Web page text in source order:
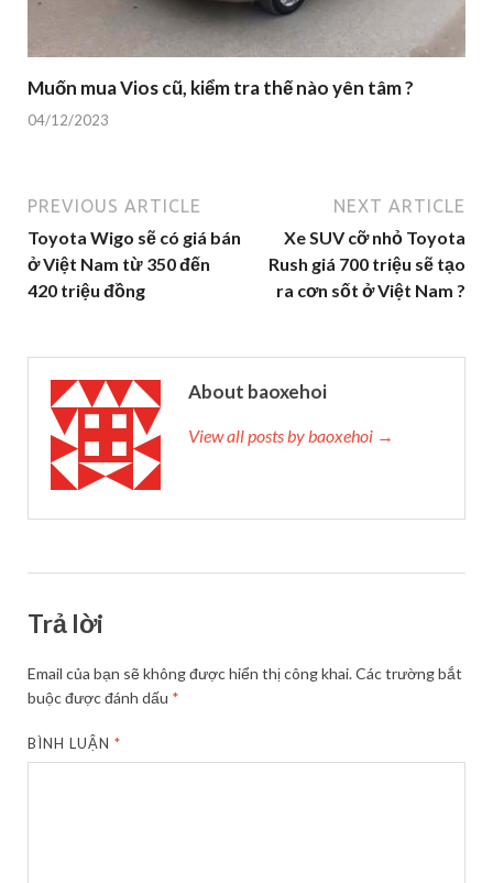
Muốn mua Vios cũ, kiểm tra thế nào yên tâm ?
04/12/2023
PREVIOUS ARTICLE
Toyota Wigo sẽ có giá bán
ở Việt Nam từ 350 đến
420 triệu đồng
NEXT ARTICLE
Xe SUV cỡ nhỏ Toyota
Rush giá 700 triệu sẽ tạo
ra cơn sốt ở Việt Nam ?
About baoxehoi
View all posts by baoxehoi →
Trả lời
Email của bạn sẽ không được hiển thị công khai.Các trường bắt
buộc được đánh dấu *
BÌNH LUẬN*